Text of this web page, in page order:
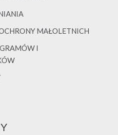
MAŁOLETNICH
I